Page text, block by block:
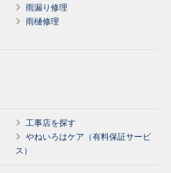
雨漏り修理
雨樋修理
工事店を探す
やねいろはケア（有料保証サービ
ス）